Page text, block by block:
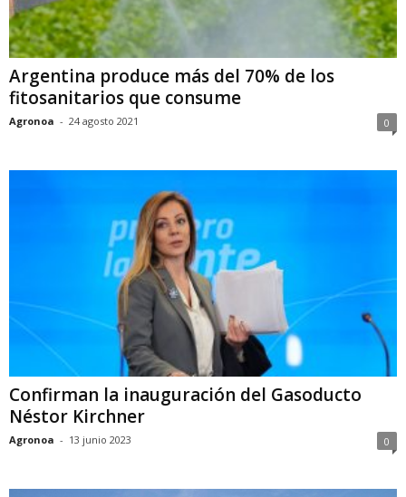
Argentina produce más del 70% de los
fitosanitarios que consume
Agronoa - 24 agosto 2021 0
Confirman la inauguración del Gasoducto
Néstor Kirchner
Agronoa - 13 junio 2023 0